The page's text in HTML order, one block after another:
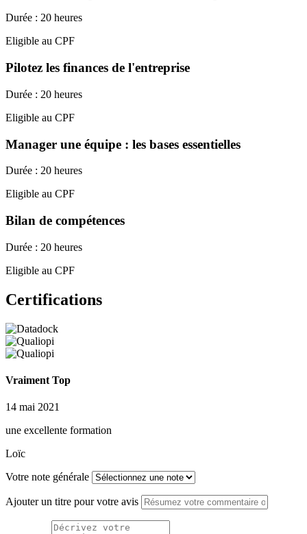
Durée : 20 heures
Eligible au CPF
Pilotez les finances de l'entreprise
Durée : 20 heures
Eligible au CPF
Manager une équipe : les bases essentielles
Durée : 20 heures
Eligible au CPF
Bilan de compétences
Durée : 20 heures
Eligible au CPF
Certifications
Vraiment Top
14 mai 2021
une excellente formation
Loïc
Votre note générale
Ajouter un titre pour votre avis